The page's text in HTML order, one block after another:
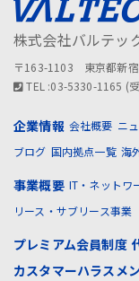
株式会社バルテッ
〒163-1103 東京都新
TEL :03-5330-1165 (
企業情報 会社概要 ニ
ブログ 国内拠点一覧 海
事業概要 IT・ネットワ
リース・サブリース事業
プレミアム会員制度
カスタマーハラスメ